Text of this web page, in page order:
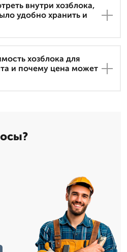
внутри хозблока,
удобно хранить и
хозблока для
и почему цена может